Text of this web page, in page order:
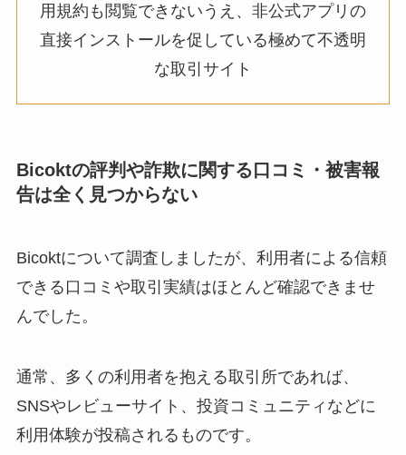
用規約も閲覧できないうえ、非公式アプリの
直接インストールを促している極めて不透明
な取引サイト
Bicoktの評判や詐欺に関する口コミ・被害報
告は全く見つからない
Bicoktについて調査しましたが、利用者による信頼
できる口コミや取引実績はほとんど確認できませ
んでした。
通常、多くの利用者を抱える取引所であれば、
SNSやレビューサイト、投資コミュニティなどに
利用体験が投稿されるものです。